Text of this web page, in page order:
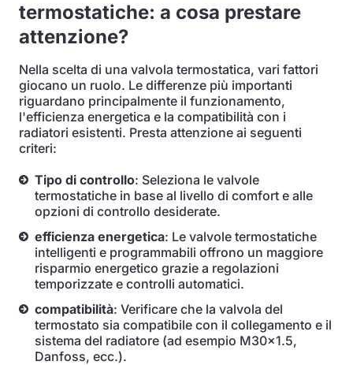
termostatiche: a cosa prestare
attenzione?
Nella scelta di una valvola termostatica, vari fattori
giocano un ruolo. Le differenze più importanti
riguardano principalmente il funzionamento,
l'efficienza energetica e la compatibilità con i
radiatori esistenti. Presta attenzione ai seguenti
criteri:
Tipo di controllo: Seleziona le valvole
termostatiche in base al livello di comfort e alle
opzioni di controllo desiderate.
efficienza energetica: Le valvole termostatiche
intelligenti e programmabili offrono un maggiore
risparmio energetico grazie a regolazioni
temporizzate e controlli automatici.
compatibilità: Verificare che la valvola del
termostato sia compatibile con il collegamento e il
sistema del radiatore (ad esempio M30x1.5,
Danfoss, ecc.).